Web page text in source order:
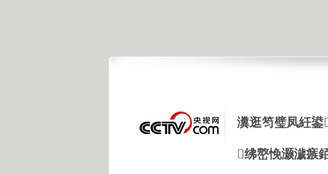
瀵逛笉璧凤紝
绋嶅悗灏濊瘯